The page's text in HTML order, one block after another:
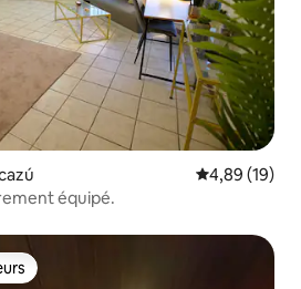
Évaluation
4,89 (19)
équipé.